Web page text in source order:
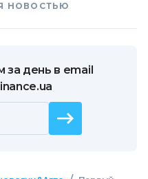
НОВОСТЬЮ
за день в email